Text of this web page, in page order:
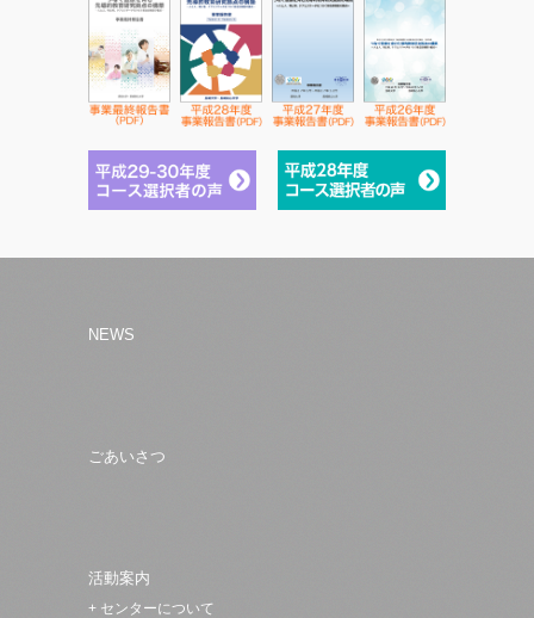
NEWS
ごあいさつ
活動案内
+ センターについて